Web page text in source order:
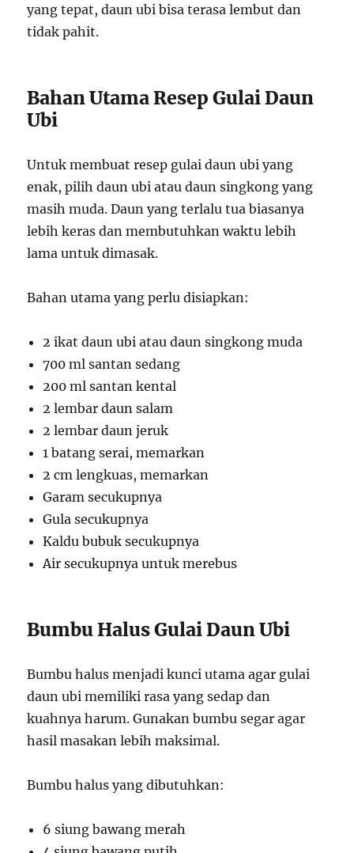
yang tepat, daun ubi bisa terasa lembut dan
tidak pahit.
Bahan Utama Resep Gulai Daun
Ubi
Untuk membuat resep gulai daun ubi yang
enak, pilih daun ubi atau daun singkong yang
masih muda. Daun yang terlalu tua biasanya
lebih keras dan membutuhkan waktu lebih
lama untuk dimasak.
Bahan utama yang perlu disiapkan:
2 ikat daun ubi atau daun singkong muda
700 ml santan sedang
200 ml santan kental
2 lembar daun salam
2 lembar daun jeruk
1 batang serai, memarkan
2 cm lengkuas, memarkan
Garam secukupnya
Gula secukupnya
Kaldu bubuk secukupnya
Air secukupnya untuk merebus
Bumbu Halus Gulai Daun Ubi
Bumbu halus menjadi kunci utama agar gulai
daun ubi memiliki rasa yang sedap dan
kuahnya harum. Gunakan bumbu segar agar
hasil masakan lebih maksimal.
Bumbu halus yang dibutuhkan:
6 siung bawang merah